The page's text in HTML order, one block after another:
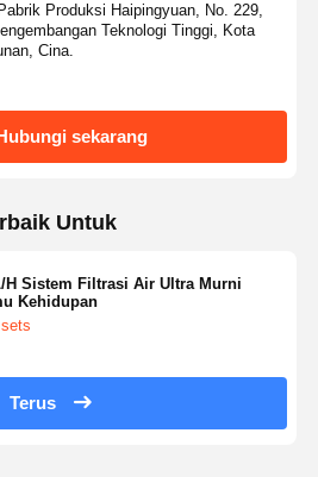
Produksi Haipingyuan, No. 229,
Teknologi Tinggi, Kota
Cina.
sekarang
Untuk
H Sistem Filtrasi Air Ultra Murni
Kehidupan
Terus